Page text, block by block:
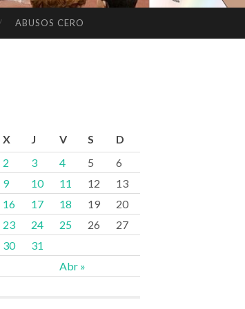
ABUSOS CERO
X J V S D
Abr »
2 3 4 5
6
9 10 11 12
13
16 17 18 19
20
23 24 25 26
27
30 31